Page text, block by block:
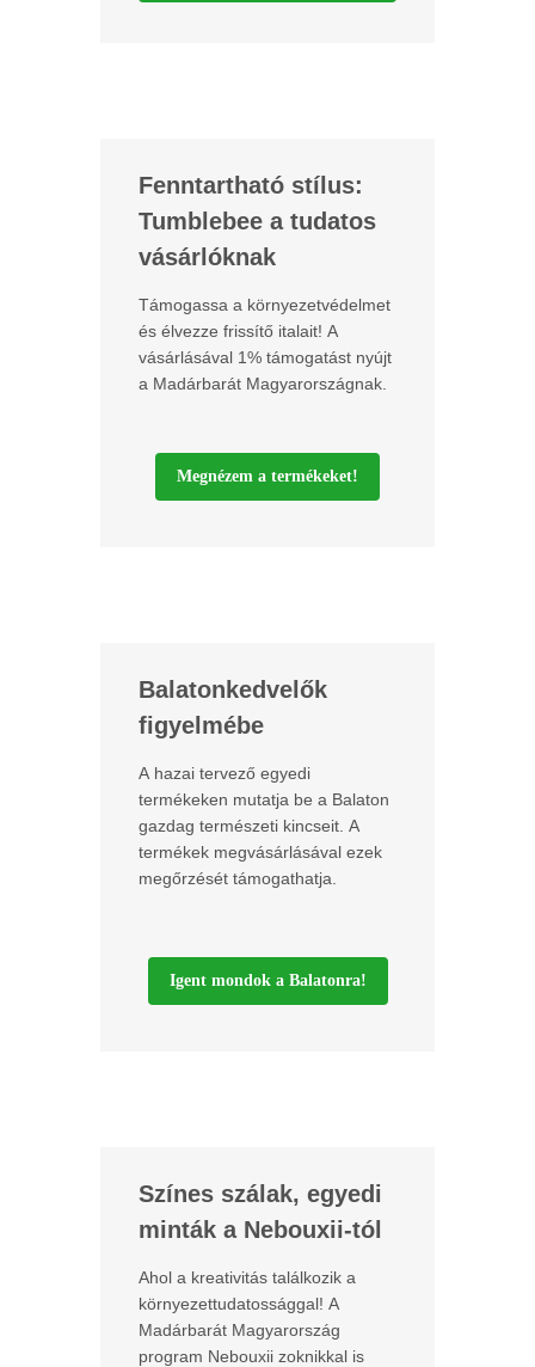
Fenntartható stílus:
Tumblebee a tudatos
vásárlóknak
Támogassa a környezetvédelmet
és élvezze frissítő italait! A
vásárlásával 1% támogatást nyújt
a Madárbarát Magyarországnak.
Megnézem a termékeket!
Balatonkedvelők
figyelmébe
A hazai tervező egyedi
termékeken mutatja be a Balaton
gazdag természeti kincseit. A
termékek megvásárlásával ezek
megőrzését támogathatja.
Igent mondok a Balatonra!
Színes szálak, egyedi
minták a Nebouxii-tól
Ahol a kreativitás találkozik a
környezettudatossággal! A
Madárbarát Magyarország
program Nebouxii zoknikkal is